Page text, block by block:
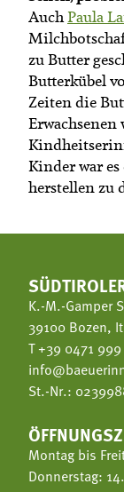
AuchPaula
zu Butter
Butterkübel
Zeiten die
Kinder war
herstellen zu
K.-M.-Gamper
39100 Bozen,
T+39 0471
St.-Nr.:
Montag bis
Donnerstag: